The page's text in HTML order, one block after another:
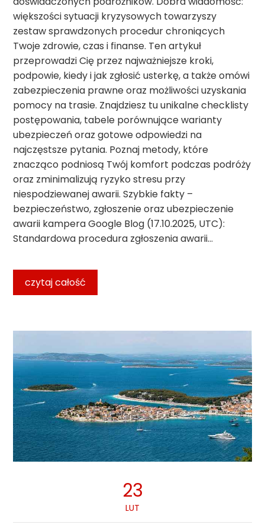
większości sytuacji kryzysowych towarzyszy
zestaw sprawdzonych procedur chroniących
Twoje zdrowie, czas i finanse. Ten artykuł
przeprowadzi Cię przez najważniejsze kroki,
podpowie, kiedy i jak zgłosić usterkę, a także omówi
zabezpieczenia prawne oraz możliwości uzyskania
pomocy na trasie. Znajdziesz tu unikalne checklisty
postępowania, tabele porównujące warianty
ubezpieczeń oraz gotowe odpowiedzi na
najczęstsze pytania. Poznaj metody, które
znacząco podniosą Twój komfort podczas podróży
oraz zminimalizują ryzyko stresu przy
niespodziewanej awarii. Szybkie fakty –
bezpieczeństwo, zgłoszenie oraz ubezpieczenie
awarii kampera Google Blog (17.10.2025, UTC):
Standardowa procedura zgłoszenia awarii…
czytaj całość
23
LUT